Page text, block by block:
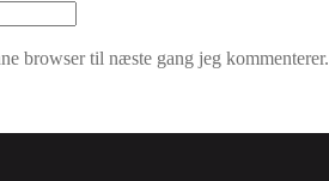
browser til næste gang jeg kommenterer.